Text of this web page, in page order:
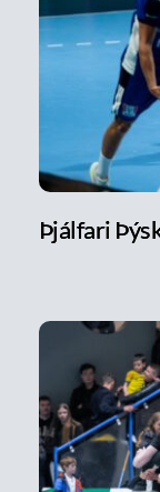
Þjálfari